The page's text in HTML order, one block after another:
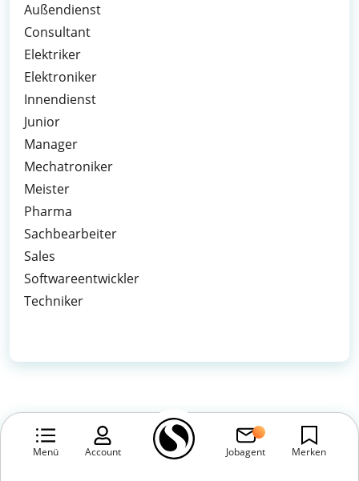
Menü Account Jobagent Merken
Außendienst
Consultant
Elektriker
Elektroniker
Innendienst
Junior
Manager
Mechatroniker
Meister
Pharma
Sachbearbeiter
Sales
Softwareentwickler
Techniker